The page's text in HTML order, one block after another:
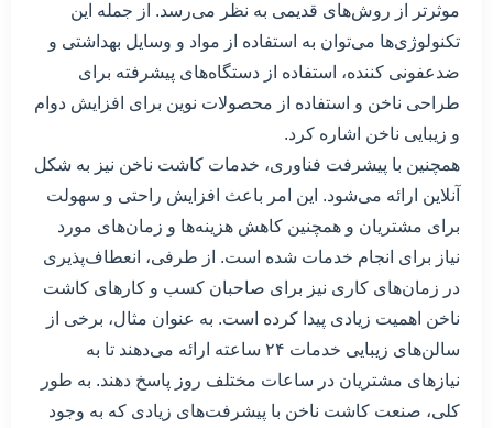
موثرتر از روش‌های قدیمی به نظر می‌رسد. از جمله این
تکنولوژی‌ها می‌توان به استفاده از مواد و وسایل بهداشتی و
ضدعفونی کننده، استفاده از دستگاه‌های پیشرفته برای
طراحی ناخن و استفاده از محصولات نوین برای افزایش دوام
و زیبایی ناخن اشاره کرد.
همچنین با پیشرفت فناوری، خدمات کاشت ناخن نیز به شکل
آنلاین ارائه می‌شود. این امر باعث افزایش راحتی و سهولت
برای مشتریان و همچنین کاهش هزینه‌ها و زمان‌های مورد
نیاز برای انجام خدمات شده است. از طرفی، انعطاف‌پذیری
در زمان‌های کاری نیز برای صاحبان کسب و کارهای کاشت
ناخن اهمیت زیادی پیدا کرده است. به عنوان مثال، برخی از
سالن‌های زیبایی خدمات ۲۴ ساعته ارائه می‌دهند تا به
نیازهای مشتریان در ساعات مختلف روز پاسخ دهند. به طور
کلی، صنعت کاشت ناخن با پیشرفت‌های زیادی که به وجود